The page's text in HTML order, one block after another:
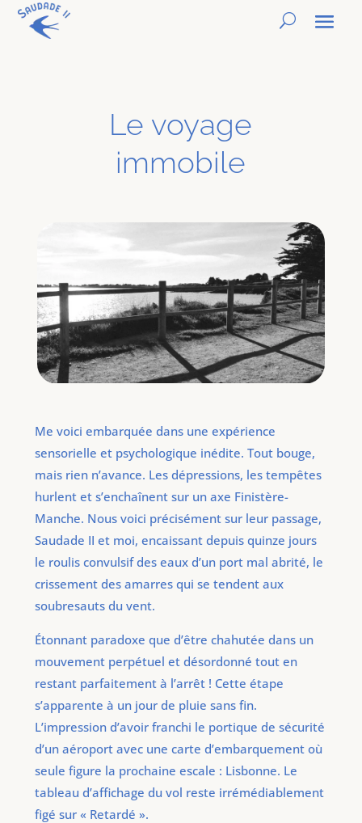
Le voyage
immobile
Me voici embarquée dans une expérience
sensorielle et psychologique inédite. Tout bouge,
mais rien n’avance. Les dépressions, les tempêtes
hurlent et s’enchaînent sur un axe Finistère-
Manche. Nous voici précisément sur leur passage,
Saudade II et moi, encaissant depuis quinze jours
le roulis convulsif des eaux d’un port mal abrité, le
crissement des amarres qui se tendent aux
soubresauts du vent.
Étonnant paradoxe que d’être chahutée dans un
mouvement perpétuel et désordonné tout en
restant parfaitement à l’arrêt ! Cette étape
s’apparente à un jour de pluie sans fin.
L’impression d’avoir franchi le portique de sécurité
d’un aéroport avec une carte d’embarquement où
seule figure la prochaine escale : Lisbonne. Le
tableau d’affichage du vol reste irrémédiablement
figé sur « Retardé ».